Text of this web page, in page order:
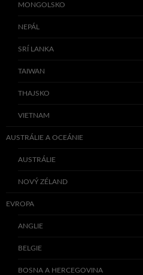
MONGOLSKO
NEPÁL
SRÍ LANKA
TAIWAN
THAJSKO
VIETNAM
AUSTRÁLIE A OCEÁNIE
AUSTRÁLIE
NOVÝ ZÉLAND
EVROPA
ANGLIE
BELGIE
BOSNA A HERCEGOVINA